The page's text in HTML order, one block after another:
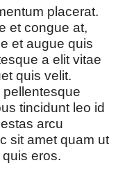
placerat.
et congue at,
et augue quis
a elit vitae
quis velit.
pellentesque
tincidunt leo id
arcu
sit amet quam ut
eros.